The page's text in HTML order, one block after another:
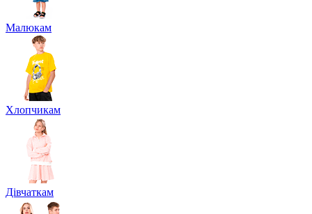
Малюкам
Хлопчикам
Дівчаткам